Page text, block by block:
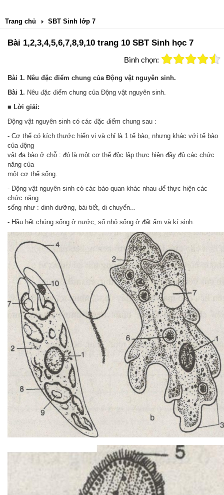
Trang chủ SBT Sinh lớp 7
Bài 1,2,3,4,5,6,7,8,9,10 trang 10 SBT Sinh học 7
Bình chọn:
Bài 1. Nêu đặc điểm chung của Động vật nguyên sinh.
Bài 1. Nêu đặc điểm chung của Động vật nguyên sinh.
■ Lời giải:
Động vật nguyên sinh có các đặc điểm chung sau :
- Cơ thể có kích thước hiển vi và chỉ là 1 tế bào, nhưng khác với tế bào
của động
vật đa bào ở chỗ : đó là một cơ thể độc lập thực hiện đầy đủ các chức
năng của
một cơ thể sống.
- Động vật nguyên sinh có các bào quan khác nhau để thực hiện các
chức năng
sống như : dinh dưỡng, bài tiết, di chuyển..
- Hầu hết chúng sống ở nước, số nhỏ sống ở đất ẩm và kí sinh.